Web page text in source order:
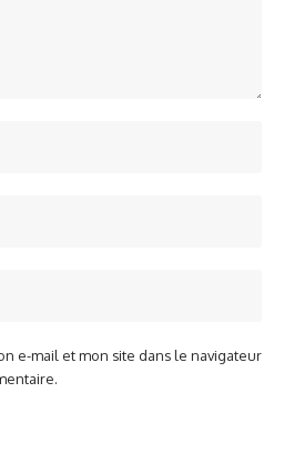
e-mail et mon site dans le navigateur